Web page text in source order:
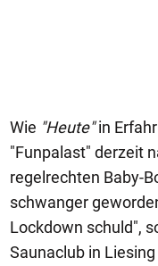
Wie "Heute"in
"Funpalast" derzeit
regelrechten Baby-
schwanger
Lockdown schuld",
Saunaclub in